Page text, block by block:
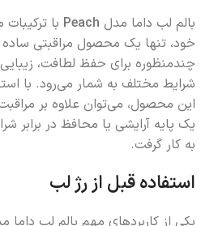
بالم لب داما مدل Peach با
خود، تنها یک محصول مراقبتی ساده
چندمنظوره برای حفظ لطافت،
شرایط مختلف به شمار می‌رود. با
این محصول، می‌توان علاوه بر مراقبت
یک پایه آرایشی یا محافظ در برابر
به کار گرفت.
استفاده قبل از رژ لب